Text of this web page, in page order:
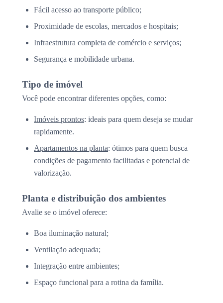
Fácil acesso ao transporte público;
Proximidade de escolas, mercados e hospitais;
Infraestrutura completa de comércio e serviços;
Segurança e mobilidade urbana.
Tipo de imóvel
Você pode encontrar diferentes opções, como:
Imóveis prontos: ideais para quem deseja se mudar
rapidamente.
Apartamentos na planta: ótimos para quem busca
condições de pagamento facilitadas e potencial de
valorização.
Planta e distribuição dos ambientes
Avalie se o imóvel oferece:
Boa iluminação natural;
Ventilação adequada;
Integração entre ambientes;
Espaço funcional para a rotina da família.